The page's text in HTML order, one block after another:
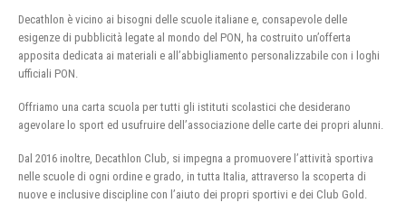
Decathlon è vicino ai bisogni delle scuole italiane e, consapevole delle
esigenze di pubblicità legate al mondo del PON, ha costruito un’offerta
apposita dedicata ai materiali e all’abbigliamento personalizzabile con i loghi
ufficiali PON.
Offriamo una carta scuola per tutti gli istituti scolastici che desiderano
agevolare lo sport ed usufruire dell’associazione delle carte dei propri alunni.
Dal 2016 inoltre, Decathlon Club, si impegna a promuovere l’attività sportiva
nelle scuole di ogni ordine e grado, in tutta Italia, attraverso la scoperta di
nuove e inclusive discipline con l’aiuto dei propri sportivi e dei Club Gold.